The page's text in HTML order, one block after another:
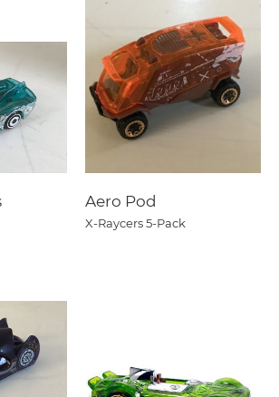
Aero Pod
X-Raycers 5-Pack